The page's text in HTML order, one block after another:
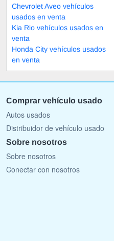
Chevrolet Aveo vehículos
usados en venta
Kia Rio vehículos usados en
venta
Honda City vehículos usados
en venta
Comprar vehículo usado
Autos usados
Distribuidor de vehículo usado
Sobre nosotros
Sobre nosotros
Conectar con nosotros